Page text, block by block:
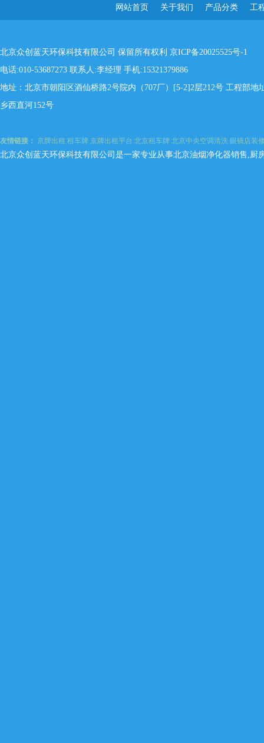
网站首页 关于我们 产品分类 工
北京众创蓝天环保科技有限公司 保留所有权利 京ICP备20025525号-1
电话:010-53687273 联系人:李经理 手机:15321379886
地址：北京市朝阳区酒仙桥路2号院内（707厂）[5-2]2层212号 工程部地
乡西直河152号
友情链接： 京牌出租 租车牌 京牌出租平台 北京租车牌 北京中央空调清洗 眼镜店装
北京众创蓝天环保科技有限公司是一家专业从事北京油烟净化器销售,厨